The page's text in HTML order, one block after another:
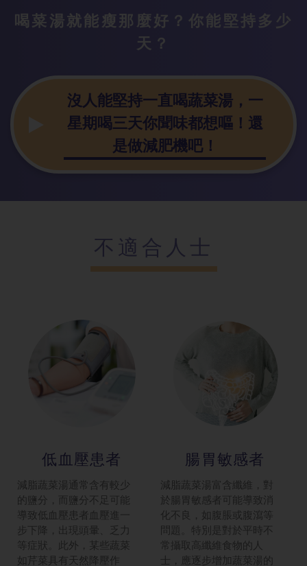
喝菜湯就能瘦 那麼好？你能堅持多少
天？
沒人能堅持一直喝蔬菜湯，一
星期喝三天你聞味都想嘔！還
是做減肥機吧！
不適合人士
低血壓患者
減脂蔬菜湯通常含有較少
的鹽分，而鹽分不足可能
導致低血壓患者血壓進一
步下降，出現頭暈、乏力
等症狀。此外，某些蔬菜
如芹菜具有天然降壓作
腸胃敏感者
減脂蔬菜湯富含纖維，對
於腸胃敏感者可能導致消
化不良，如腹脹或腹瀉等
問題。特別是對於平時不
常攝取高纖維食物的人
士，應逐步增加蔬菜湯的